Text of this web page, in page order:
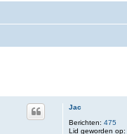
Jac
Berichten: 475
Lid geworden op: